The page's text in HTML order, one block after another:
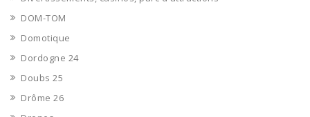
DOM-TOM
Domotique
Dordogne 24
Doubs 25
Drôme 26